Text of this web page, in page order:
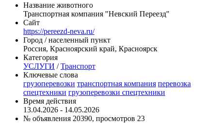
Название животного
Транспортная компания "Невский Переезд"
Сайт
https://pereezd-neva.ru/
Город / населенный пункт
Россия, Красноярский край, Красноярск
Категория
УСЛУГИ /Транспорт
Ключевые слова
грузоперевозки транспортная компания перевозка
спецтехники грузоперевозки спецтехники
Время действия
13.04.2026 - 14.05.2026
№ объявления 20390, просмотров 23